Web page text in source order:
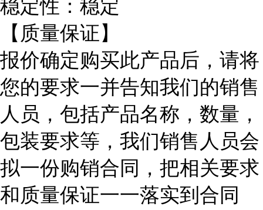
稳定性：稳定
【质量保证】
报价确定购买此产品后，请将
您的要求一并告知我们的销售
人员，包括产品名称，数量，
包装要求等，我们销售人员会
拟一份购销合同，把相关要求
和质量保证一一落实到合同